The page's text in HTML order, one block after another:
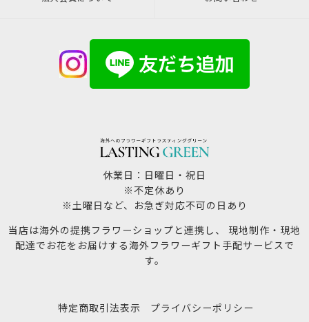
休業日：日曜日・祝日
※不定休あり
※土曜日など、お急ぎ対応不可の日あり
当店は海外の提携フラワーショップと連携し、 現地制作・現地
配達でお花をお届けする海外フラワーギフト手配サービスで
す。
特定商取引法表示 プライバシーポリシー